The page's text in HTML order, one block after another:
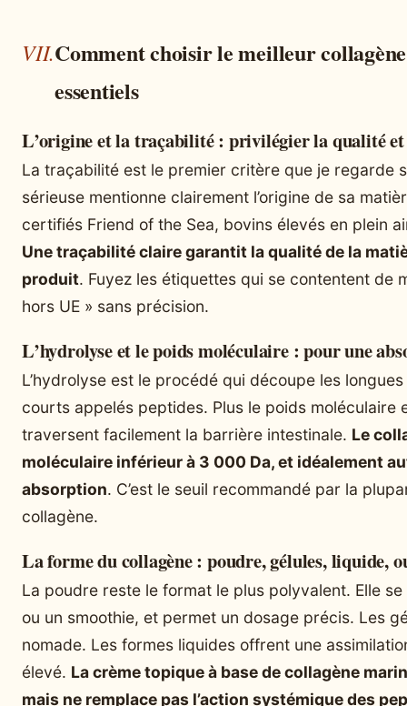
Comment choisir le meilleur
essentiels
L’origine et la traçabilité : privilégier la qualité
La traçabilité est le premier critère que je regarde
sérieuse mentionne clairement l’origine de sa
certifiés Friend of the Sea, bovins élevés en plein
Une traçabilité claire garantit la qualité de la
produit. Fuyez les étiquettes qui se contentent de
hors UE » sans précision.
L’hydrolyse et le poids moléculaire : pour une
L’hydrolyse est le procédé qui découpe les
courts appelés peptides. Plus le poids moléculaire
traversent facilement la barrière intestinale. Le
moléculaire inférieur à 3 000 Da, et idéalement
absorption. C’est le seuil recommandé par la
collagène.
La forme du collagène : poudre, gélules, liquide,
La poudre reste le format le plus polyvalent. Elle
ou un smoothie, et permet un dosage précis. Les
nomade. Les formes liquides offrent une
élevé. La crème topique à base de collagène
mais ne remplace pas l’action systémique des